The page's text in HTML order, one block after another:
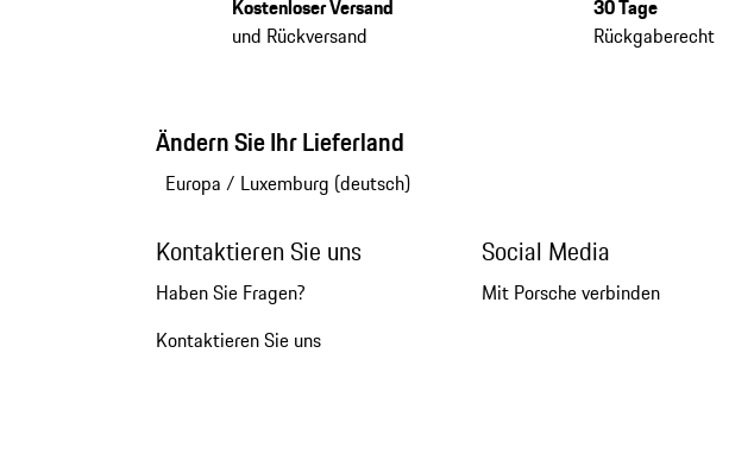
Kostenloser Versand
und Rückversand
30 Tage
Rückgaberecht
Ändern Sie Ihr Lieferland
Europa / Luxemburg (deutsch)
Kontaktieren Sie uns
Haben Sie Fragen?
Kontaktieren Sie uns
Social Media
Mit Porsche verbinden